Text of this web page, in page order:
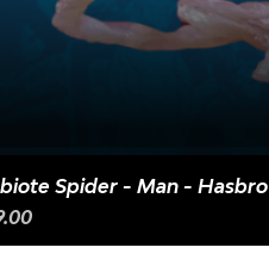
Spider - Man - Hasbro
de oferta